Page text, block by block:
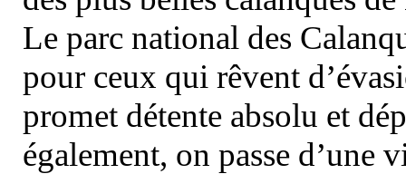
Le parc national des
pour ceux qui rêvent
promet détente absolu et
également, on passe d’une